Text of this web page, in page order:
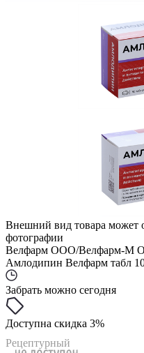
Внешний вид товара может
фотографии
Велфарм ООО/Велфарм-М
Амлодипин Велфарм табл
Забрать можно сегодня
Доступна скидка 3%
Рецептурный